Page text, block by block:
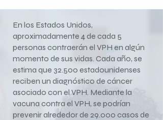
En los Estados Unidos,
aproximadamente 4 de cada 5
personas contraerán el VPH en algún
momento de sus vidas. Cada año, se
estima que 32.500 estadounidenses
reciben un diagnóstico de cáncer
asociado con el VPH. Mediante la
vacuna contra el VPH, se podrían
prevenir alrededor de 29.000 casos de